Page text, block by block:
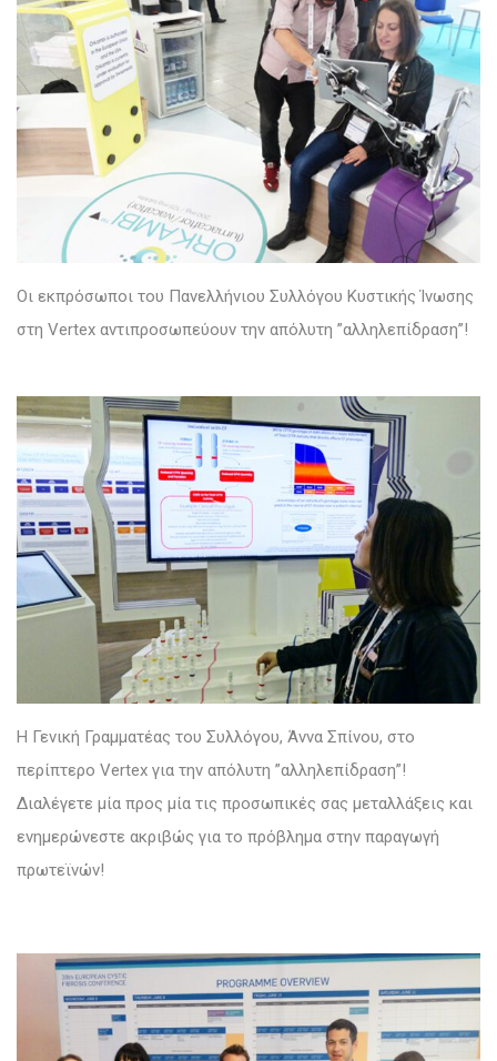
Οι εκπρόσωποι του Πανελλήνιου Συλλόγου Κυστικής Ίνωσης
στη Vertex αντιπροσωπεύουν την απόλυτη ”αλληλεπίδραση”!
Η Γενική Γραμματέας του Συλλόγου, Άννα Σπίνου, στο
περίπτερο Vertex για την απόλυτη ”αλληλεπίδραση”!
Διαλέγετε μία προς μία τις προσωπικές σας μεταλλάξεις και
ενημερώνεστε ακριβώς για το πρόβλημα στην παραγωγή
πρωτεϊνών!